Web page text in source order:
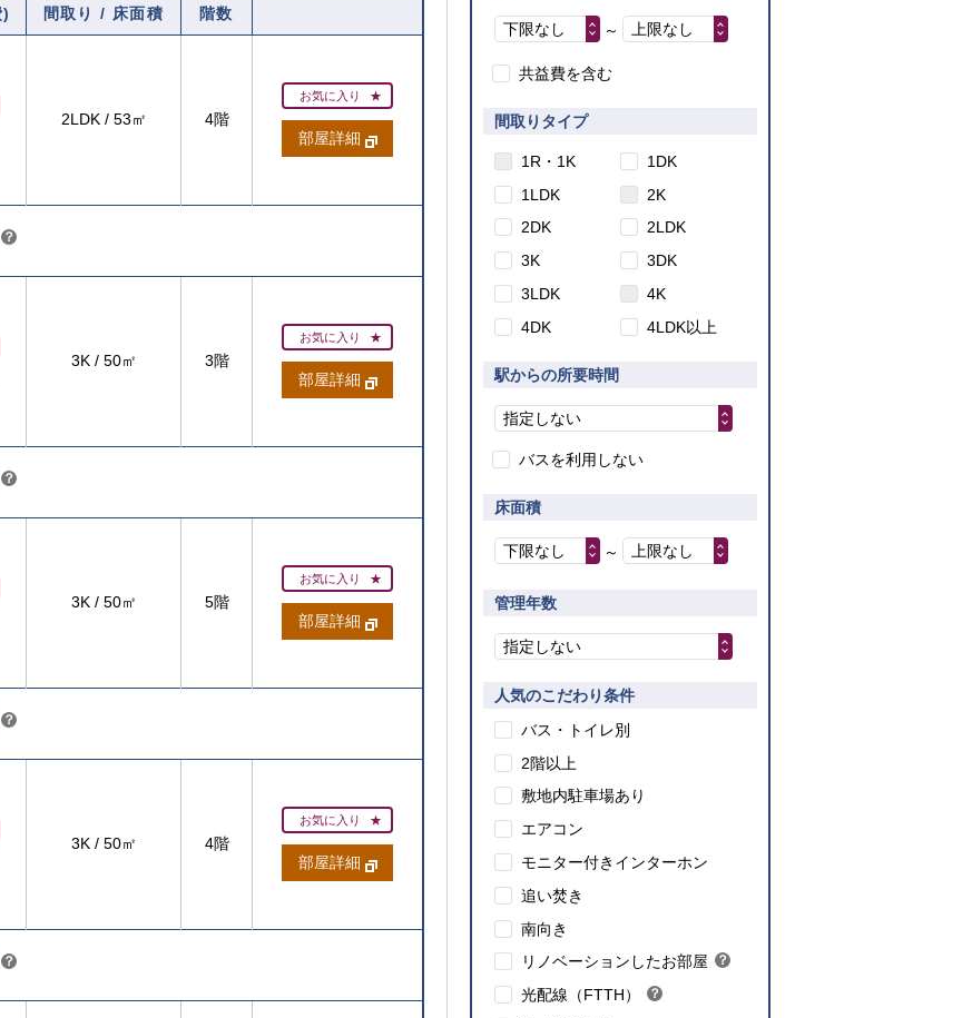
間取り / 床面積 階数
2LDK / 53㎡ 4階
お気に入り
部屋詳細
？
こちら
3K / 50㎡ 3階
お気に入り
部屋詳細
？
こちら
3K / 50㎡ 5階
お気に入り
部屋詳細
？
こちら
3K / 50㎡ 4階
お気に入り
部屋詳細
？
こちら
下限なし ～ 上限なし
共益費を含む
間取りタイプ
1R・1K
1DK
1LDK
2K
2DK
2LDK
3K
3DK
3LDK
4K
4DK
4LDK以上
駅からの所要時間
指定しない
バスを利用しない
床面積
下限なし ～ 上限なし
管理年数
指定しない
人気のこだわり条件
バス・トイレ別
2階以上
敷地内駐車場あり
エアコン
モニター付きインターホン
追い焚き
南向き
リノベーションしたお部屋 ？
光配線（FTTH） ？
賃貸住宅のインターネット対応について